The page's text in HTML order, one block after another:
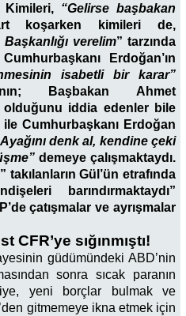
Kimileri, “Gelirse başbakan
koşarken kimileri de,
verelim” tarzında
Erdoğan’ın
isabetli bir karar”
Başbakan Ahmet
olduğunu iddia edenler bile
ile Cumhurbaşkanı Erdoğan
denk al, kendine çeki
demeye çalışmaktaydı.
Gül’ün etrafında
barındırmaktaydı”
çatışmalar ve ayrışmalar
sığınmıştı!
güdümündeki ABD’nin
sonra sıcak paranın
yeni borçlar bulmak ve
gitmemeye ikna etmek için